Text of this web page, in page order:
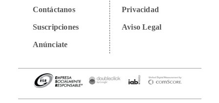
Contáctanos
Suscripciones
Anúnciate
Privacidad
Aviso Legal